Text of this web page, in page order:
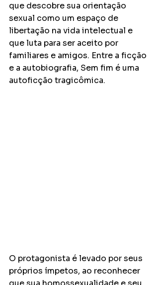
que descobre sua orientação
sexual como um espaço de
libertação na vida intelectual e
que luta para ser aceito por
familiares e amigos. Entre a ficção
e a autobiografia, Sem fim é uma
autoficção tragicômica.
O protagonista é levado por seus
próprios ímpetos, ao reconhecer